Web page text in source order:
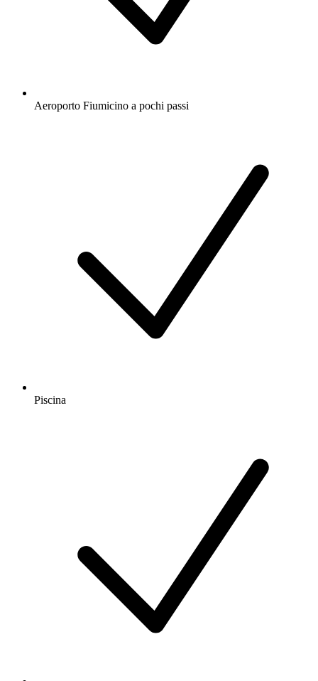
Aeroporto Fiumicino a pochi passi
Piscina